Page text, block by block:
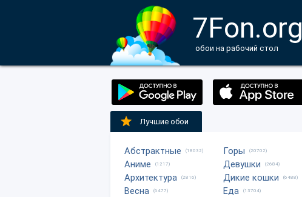
7Fon.org
обои на рабочий стол
Лучшие обои
Абстрактные (18032)
Аниме (1217)
Архитектура (2816)
Весна (6477)
Горы (20702)
Девушки (2684)
Дикие кошки (6488)
Еда (13704)